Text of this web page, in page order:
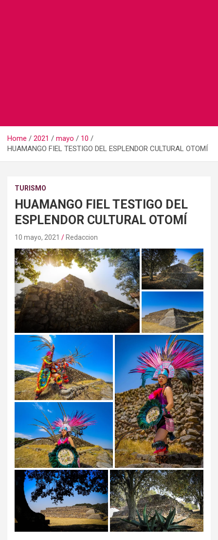
Home 2021 mayo
10
HUAMANGO FIEL TESTIGO DEL ESPLENDOR CULTURAL OTOMÍ
TURISMO
HUAMANGO FIEL TESTIGO DEL
ESPLENDOR CULTURAL OTOMÍ
10 mayo, 2021 Redaccion